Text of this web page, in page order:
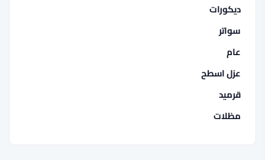
ديكورات
سواتر
عام
عزل اسطح
قرميد
مظلات